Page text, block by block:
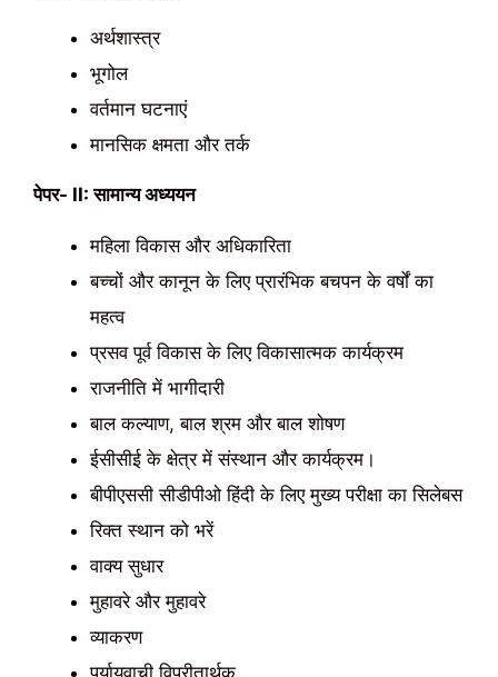
अर्थशास्त्र
भूगोल
वर्तमान घटनाएं
मानसिक क्षमता और तर्क
पेपर- II: सामान्य अध्ययन
महिला विकास और अधिकारिता
बच्चों और कानून के लिए प्रारंभिक बचपन के वर्षों का
महत्व
प्रसव पूर्व विकास के लिए विकासात्मक कार्यक्रम
राजनीति में भागीदारी
बाल कल्याण, बाल श्रम और बाल शोषण
ईसीसीई के क्षेत्र में संस्थान और कार्यक्रम।
बीपीएससी सीडीपीओ हिंदी के लिए मुख्य परीक्षा का सिलेबस
रिक्त स्थान को भरें
वाक्य सुधार
मुहावरे और मुहावरे
व्याकरण
पर्यायवाची विपरीतार्थक